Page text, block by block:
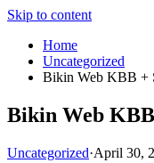
Skip to content
Home
Uncategorized
Bikin Web KBB +
Bikin Web
Uncategorized·April 30,